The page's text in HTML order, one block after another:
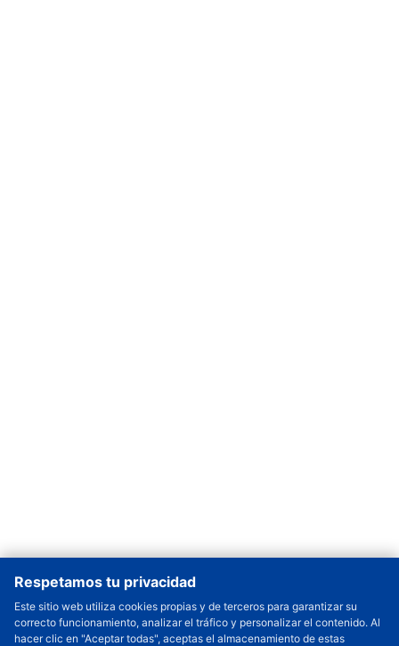
Respetamos tu privacidad
Este sitio web utiliza cookies propias y de terceros para garantizar su
correcto funcionamiento, analizar el tráfico y personalizar el contenido. Al
hacer clic en "Aceptar todas", aceptas el almacenamiento de estas
Cantidad a Ordenar - +